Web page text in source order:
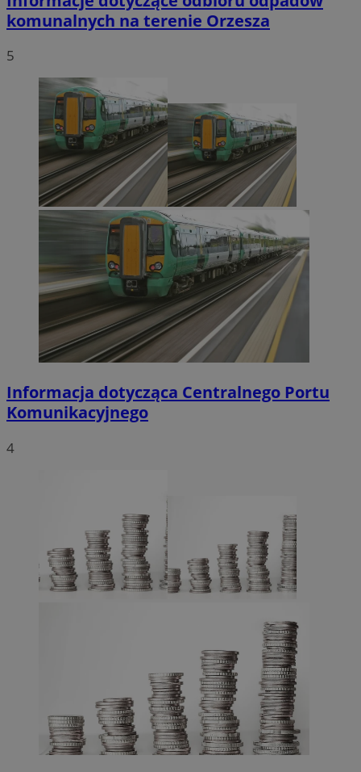
komunalnych na terenie Orzesza
5
Informacja dotycząca Centralnego Portu
Komunikacyjnego
4